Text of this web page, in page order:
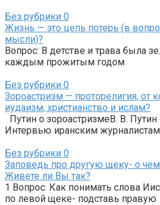
Без рубрики 0
Жизнь — это цепь потерь (в
мысли)?
Вопрос: В детстве и трава была
каждым прожитым годом
Без рубрики 0
Зороастризм — проторелигия, от
иудаизм, христианство и ислам?
Путин о зороастризмеВ. В. Путин
Интервью иранским
Без рубрики 0
Заповедь про другую щеку- о чем
Живете ли Вы так?
1 Вопрос: Как понимать слова
по левой щеке- подставь правую